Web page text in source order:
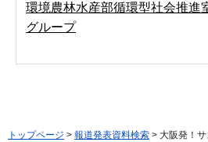
環境農林水産部循環型社会推進
グループ
トップページ > 報道発表資料検索 > 大阪発！